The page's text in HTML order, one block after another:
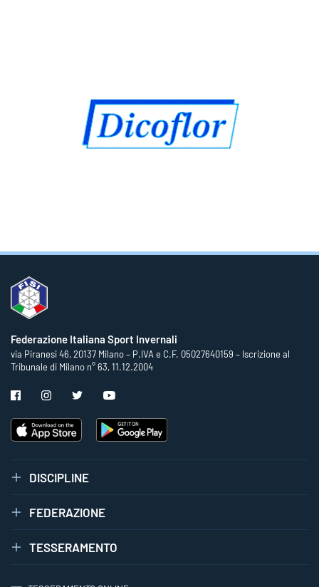
Federazione Italiana Sport Invernali
via Piranesi 46, 20137 Milano – P.IVA e C.F. 05027640159 – Iscrizione al
Tribunale di Milano n° 63, 11.12.2004
DISCIPLINE
FEDERAZIONE
TESSERAMENTO